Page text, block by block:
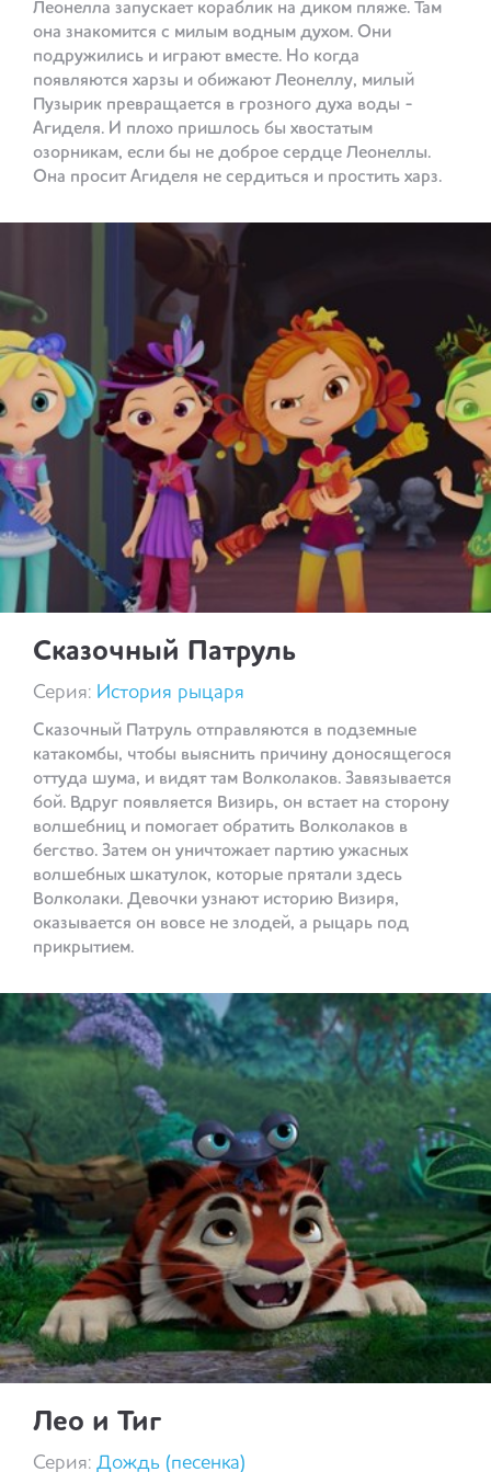
Леонелла запускает кораблик на диком пляже. Там
она знакомится с милым водным духом. Они
подружились и играют вместе. Но когда
появляются харзы и обижают Леонеллу, милый
Пузырик превращается в грозного духа воды -
Агиделя. И плохо пришлось бы хвостатым
озорникам, если бы не доброе сердце Леонеллы.
Она просит Агиделя не сердиться и простить харз.
Сказочный Патруль
Серия: История рыцаря
Сказочный Патруль отправляются в подземные
катакомбы, чтобы выяснить причину доносящегося
оттуда шума, и видят там Волколаков. Завязывается
бой. Вдруг появляется Визирь, он встает на сторону
волшебниц и помогает обратить Волколаков в
бегство. Затем он уничтожает партию ужасных
волшебных шкатулок, которые прятали здесь
Волколаки. Девочки узнают историю Визиря,
оказывается он вовсе не злодей, а рыцарь под
прикрытием.
Лео и Тиг
Серия: Дождь (песенка)